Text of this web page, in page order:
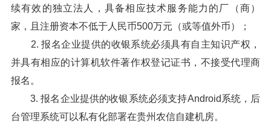
续有效的独立法人，具备相应技术服务能力的厂（商）
家，且注册资本不低于人民币500万元（或等值外币）；
2. 报名企业提供的收银系统必须具有自主知识产权，
并具有相应的计算机软件著作权登记证书，不接受代理商
报名。
3. 报名企业提供的收银系统必须支持Android系统，后
台管理系统可以私有化部署在贵州农信自建机房。